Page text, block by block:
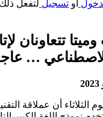
أو تسجيل لتفعل
تتعاونان
…
الثلاثاء أن عملاقة